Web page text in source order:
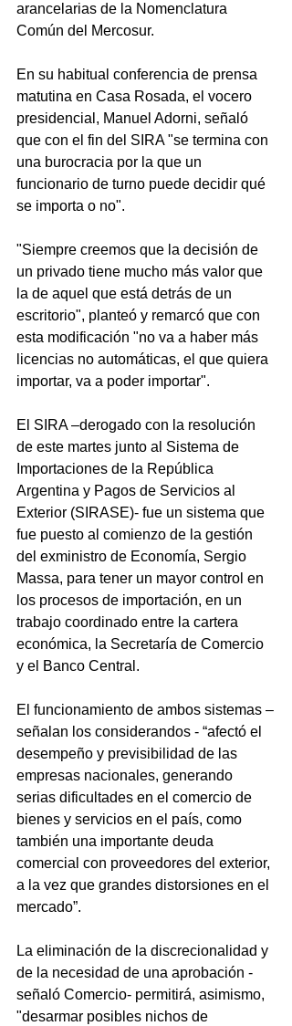
arancelarias de la Nomenclatura
Común del Mercosur.
En su habitual conferencia de prensa
matutina en Casa Rosada, el vocero
presidencial, Manuel Adorni, señaló
que con el fin del SIRA "se termina con
una burocracia por la que un
funcionario de turno puede decidir qué
se importa o no".
"Siempre creemos que la decisión de
un privado tiene mucho más valor que
la de aquel que está detrás de un
escritorio", planteó y remarcó que con
esta modificación "no va a haber más
licencias no automáticas, el que quiera
importar, va a poder importar".
El SIRA –derogado con la resolución
de este martes junto al Sistema de
Importaciones de la República
Argentina y Pagos de Servicios al
Exterior (SIRASE)- fue un sistema que
fue puesto al comienzo de la gestión
del exministro de Economía, Sergio
Massa, para tener un mayor control en
los procesos de importación, en un
trabajo coordinado entre la cartera
económica, la Secretaría de Comercio
y el Banco Central.
El funcionamiento de ambos sistemas –
señalan los considerandos - “afectó el
desempeño y previsibilidad de las
empresas nacionales, generando
serias dificultades en el comercio de
bienes y servicios en el país, como
también una importante deuda
comercial con proveedores del exterior,
a la vez que grandes distorsiones en el
mercado”.
La eliminación de la discrecionalidad y
de la necesidad de una aprobación -
señaló Comercio- permitirá, asimismo,
"desarmar posibles nichos de